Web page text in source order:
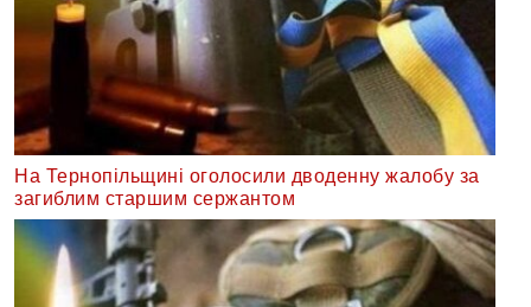
На Тернопільщині оголосили дводенну жалобу за
загиблим старшим сержантом